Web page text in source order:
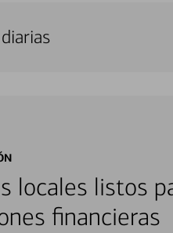
locales listos
financieras